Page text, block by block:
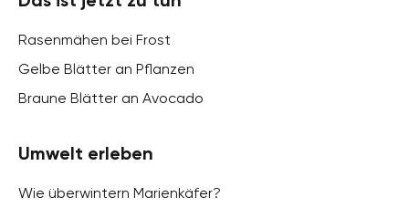
Rasenmähen bei Frost
Gelbe Blätter an Pflanzen
Braune Blätter an Avocado
Umwelt erleben
Wie überwintern Marienkäfer?